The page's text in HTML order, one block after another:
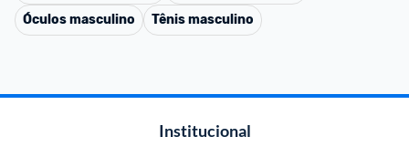
Óculos masculino
Tênis masculino
Institucional